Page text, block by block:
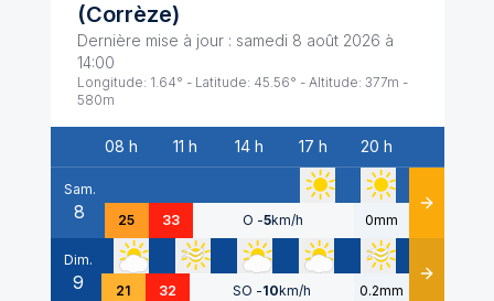
(Corrèze)
Dernière mise à jour : samedi 8 août 2026 à
14:00
Longitude: 1.64° - Latitude: 45.56° - Altitude: 377m -
580m
Date
08 h 11 h 14 h 17 h 20 h
Sam.
8 25 33 O -5km/h 0mm Détails
Dim.
9 21 32 SO -10km/h 0.2mm Détails